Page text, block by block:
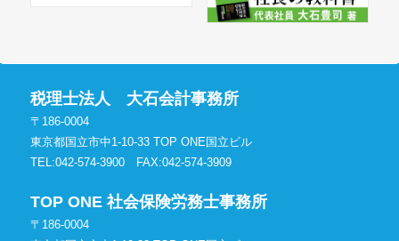
税理士法人 大石会計事務所
〒186-0004
東京都国立市中1-10-33 TOP ONE国立ビル
TEL:042-574-3900 FAX:042-574-3909
TOP ONE 社会保険労務士事務所
〒186-0004